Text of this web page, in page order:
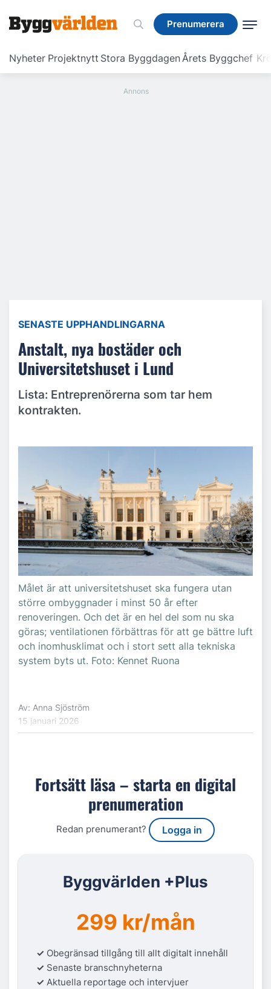
Prenumerera
Nyheter Projektnytt Stora ByggdagenÅrets Byggchef
Prenumerera
SENASTE UPPHANDLINGARNA
Anstalt, nya bostäder och
Universitetshuset i Lund
Lista: Entreprenörerna som tar hem
kontrakten.
Målet är att universitetshuset ska fungera utan
större ombyggnader i minst 50 år efter
renoveringen. Och det är en hel del som nu ska
göras; ventilationen förbättras för att ge bättre luft
och inomhusklimat och i stort sett alla tekniska
system byts ut. Foto: Kennet Ruona
Av: Anna Sjöström
15 januari 2026
Fortsätt läsa – starta en digital
prenumeration
Redan prenumerant? Logga in
Byggvärlden +Plus
299 kr/mån
✓ Obegränsad tillgång till allt digitalt innehåll
✓ Senaste branschnyheterna
✓ Aktuella reportage och intervjuer